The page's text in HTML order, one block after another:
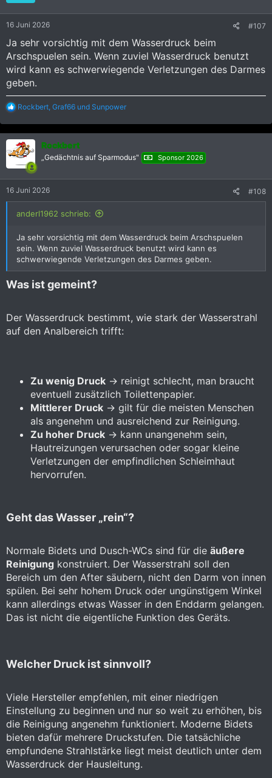
n
16 Juni 2026 #107
Ja sehr vorsichtig mit dem Wasserdruck beim
Arschspuelen sein. Wenn zuviel Wasserdruck benutzt
wird kann es schwerwiegende Verletzungen des Darmes
geben.
R
a
k
t
i
o
n
:
Rockbert, Graf66 und Sunpower
Rockbert
„Gedächtnis auf Sparmodus" Sponsor 2026
16 Juni 2026 #108
anderl1962 schrieb:
Ja sehr vorsichtig mit dem Wasserdruck beim Arschspuelen
sein. Wenn zuviel Wasserdruck benutzt wird kann es
schwerwiegende Verletzungen des Darmes geben.
Was ist gemeint?​
Der Wasserdruck bestimmt, wie stark der Wasserstrahl
auf den Analbereich trifft:
Zu wenig Druck → reinigt schlecht, man braucht
eventuell zusätzlich Toilettenpapier.
Mittlerer Druck → gilt für die meisten Menschen
als angenehm und ausreichend zur Reinigung.
Zu hoher Druck → kann unangenehm sein,
Hautreizungen verursachen oder sogar kleine
Verletzungen der empfindlichen Schleimhaut
hervorrufen.
Geht das Wasser „rein“?​
Normale Bidets und Dusch-WCs sind für die äußere
Reinigung konstruiert. Der Wasserstrahl soll den
Bereich um den After säubern, nicht den Darm von innen
spülen. Bei sehr hohem Druck oder ungünstigem Winkel
kann allerdings etwas Wasser in den Enddarm gelangen.
Das ist nicht die eigentliche Funktion des Geräts.
Welcher Druck ist sinnvoll?​
Viele Hersteller empfehlen, mit einer niedrigen
Einstellung zu beginnen und nur so weit zu erhöhen, bis
die Reinigung angenehm funktioniert. Moderne Bidets
bieten dafür mehrere Druckstufen. Die tatsächliche
empfundene Strahlstärke liegt meist deutlich unter dem
Wasserdruck der Hausleitung.